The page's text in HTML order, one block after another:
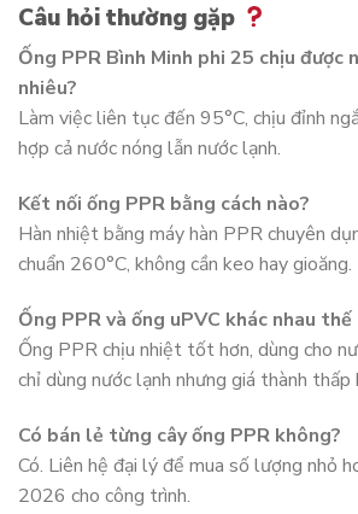
Câu hỏi thường gặp
Ống PPR Bình Minh phi 25 chịu được
nhiêu?
Làm việc liên tục đến 95°C, chịu đỉnh
hợp cả nước nóng lẫn nước lạnh.
Kết nối ống PPR bằng cách nào?
Hàn nhiệt bằng máy hàn PPR chuyên
chuẩn 260°C, không cần keo hay gioăng.
Ống PPR và ống uPVC khác nhau thế
Ống PPR chịu nhiệt tốt hơn, dùng cho
chỉ dùng nước lạnh nhưng giá thành thấp
Có bán lẻ từng cây ống PPR không?
Có. Liên hệ đại lý để mua số lượng nhỏ
2026 cho công trình.